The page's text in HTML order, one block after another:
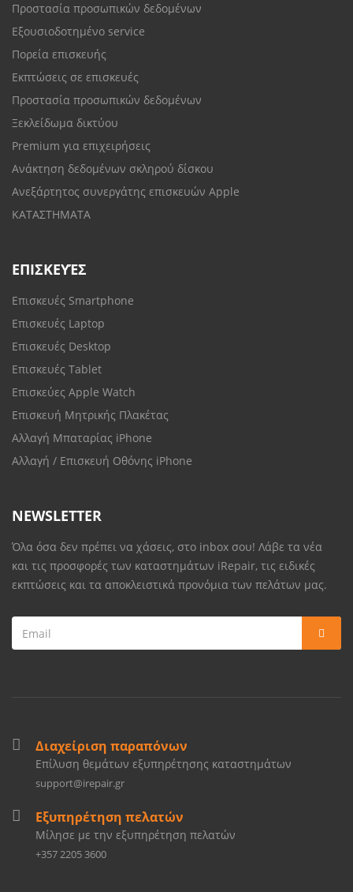
Προστασία προσωπικών δεδομένων
Εξουσιοδοτημένο service
Πορεία επισκευής
Εκπτώσεις σε επισκευές
Προστασία προσωπικών δεδομένων
Ξεκλείδωμα δικτύου
Premium για επιχειρήσεις
Ανάκτηση δεδομένων σκληρού δίσκου
Ανεξάρτητος συνεργάτης επισκευών Apple
ΚΑΤΑΣΤΗΜΑΤΑ
ΕΠΙΣΚΕΥΈΣ
Επισκευές Smartphone
Επισκευές Laptop
Επισκευές Desktop
Επισκευές Tablet
Επισκεύες Apple Watch
Επισκευή Μητρικής Πλακέτας
Αλλαγή Μπαταρίας iPhone
Αλλαγή / Επισκευή Οθόνης iPhone
NEWSLETTER
Όλα όσα δεν πρέπει να χάσεις, στο inbox σου! Λάβε τα νέα
και τις προσφορές των καταστημάτων iRepair, τις ειδικές
εκπτώσεις και τα αποκλειστικά προνόμια των πελάτων μας.
Διαχείριση παραπόνων
Επίλυση θεμάτων εξυπηρέτησης καταστημάτων
support@irepair.gr
Εξυπηρέτηση πελατών
Μίλησε με την εξυπηρέτηση πελατών
+357 2205 3600